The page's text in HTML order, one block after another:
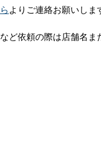
よりご連絡お願いしま
ど依頼の際は店舗名ま